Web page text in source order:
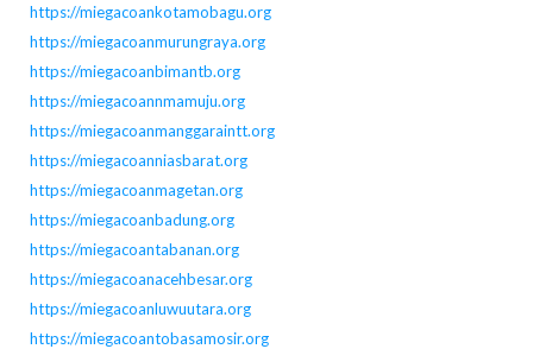
https://miegacoankotamobagu.org
https://miegacoanmurungraya.org
https://miegacoanbimantb.org
https://miegacoannmamuju.org
https://miegacoanmanggaraintt.org
https://miegacoanniasbarat.org
https://miegacoanmagetan.org
https://miegacoanbadung.org
https://miegacoantabanan.org
https://miegacoanacehbesar.org
https://miegacoanluwuutara.org
https://miegacoantobasamosir.org